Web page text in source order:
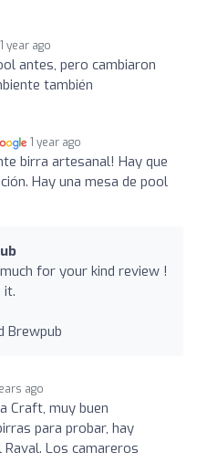
1 year ago
antes, pero cambiaron
también
1 year ago
birra artesanal! Hay que
Hay una mesa de pool
for your kind review !
it.
Brewpub
ago
Craft, muy buen
para probar, hay
Los camareros